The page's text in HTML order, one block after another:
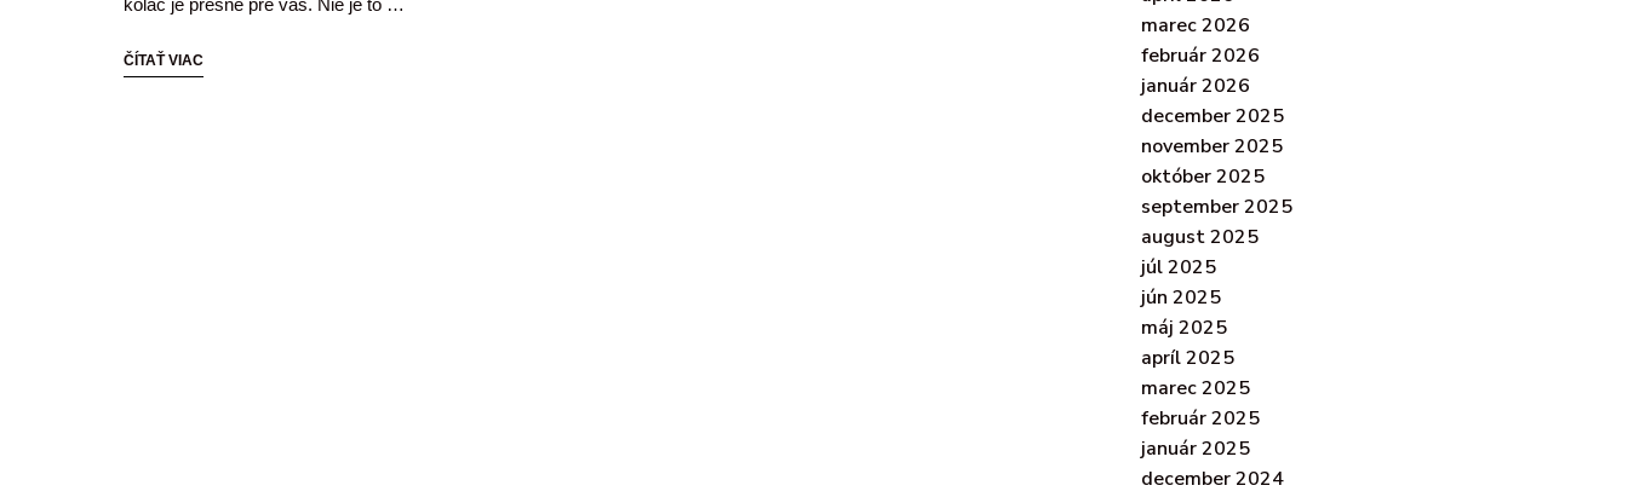
koláč je presne pre vás. Nie je to …
ČÍTAŤ VIAC
marec 2026
február 2026
január 2026
december 2025
november 2025
október 2025
september 2025
august 2025
júl 2025
jún 2025
máj 2025
apríl 2025
marec 2025
február 2025
január 2025
december 2024